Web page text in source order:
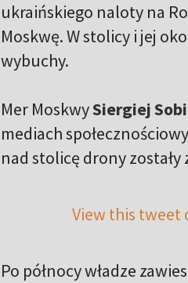
ukraińskiego naloty na
Moskwę. W stolicy i jej
wybuchy.
Mer MoskwySiergiej
mediach
nad stolicę drony
View this
Po północy władze